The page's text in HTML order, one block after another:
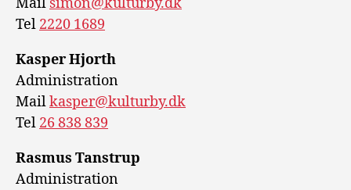
Tel 2220 1689
Kasper Hjorth
Administration
Mailkasper@kulturby.dk
Tel 26 838 839
Rasmus Tanstrup
Administration